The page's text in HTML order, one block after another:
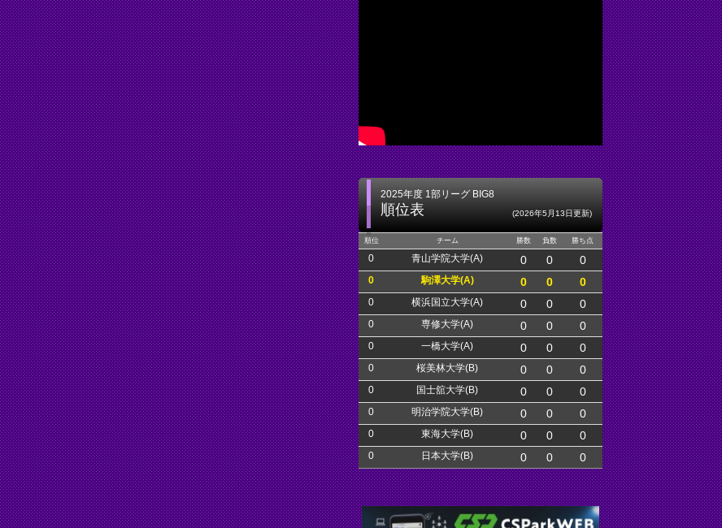
2025年度 1部リーグ BIG8
順位表 (2026年5月13日更新)
順位 チーム 勝数 負数 勝ち点
0 青山学院大学(A) 0 0 0
0 駒澤大学(A) 0 0 0
0 横浜国立大学(A) 0 0 0
0 専修大学(A) 0 0 0
0 一橋大学(A) 0 0 0
0 桜美林大学(B) 0 0 0
0 国士舘大学(B) 0 0 0
0 明治学院大学(B) 0 0 0
0 東海大学(B) 0 0 0
0 日本大学(B) 0 0 0